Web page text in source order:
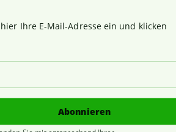
Ihre E-Mail-Adresse ein und klicken
Abonnieren